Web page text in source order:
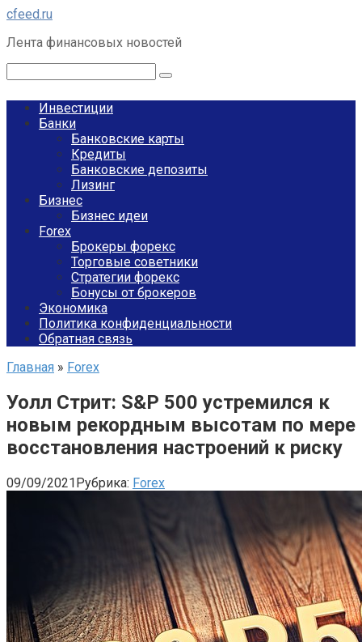
Перейти
контенту
cfeed.ru
Лента финансовых новостей
Инвестиции
Банки
Банковские карты
Кредиты
Банковские депозиты
Лизинг
Бизнес
Бизнес идеи
Forex
Брокеры форекс
Торговые советники
Стратегии форекс
Бонусы от брокеров
Экономика
Политика конфиденциальности
Обратная связь
Главная » Forex
Уолл Стрит: S&P 500 устремился к
новым рекордным высотам по мере
восстановления настроений к риску
09/09/2021Рубрика: Forex